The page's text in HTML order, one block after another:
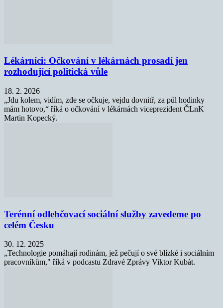
Lékárníci: Očkování v lékárnách prosadí jen
rozhodující politická vůle
18. 2. 2026
„Jdu kolem, vidím, zde se očkuje, vejdu dovnitř, za půl hodinky
mám hotovo,“ říká o očkování v lékárnách viceprezident ČLnK
Martin Kopecký.
Terénní odlehčovací sociální služby zavedeme po
celém Česku
30. 12. 2025
„Technologie pomáhají rodinám, jež pečují o své blízké i sociálním
pracovníkům," říká v podcastu Zdravé Zprávy Viktor Kubát.